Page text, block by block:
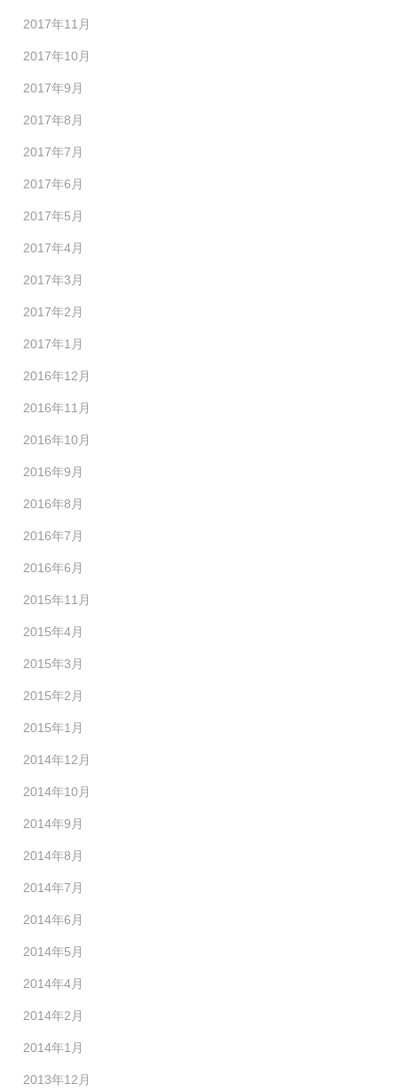
2017年11月
2017年10月
2017年9月
2017年8月
2017年7月
2017年6月
2017年5月
2017年4月
2017年3月
2017年2月
2017年1月
2016年12月
2016年11月
2016年10月
2016年9月
2016年8月
2016年7月
2016年6月
2015年11月
2015年4月
2015年3月
2015年2月
2015年1月
2014年12月
2014年10月
2014年9月
2014年8月
2014年7月
2014年6月
2014年5月
2014年4月
2014年2月
2014年1月
2013年12月